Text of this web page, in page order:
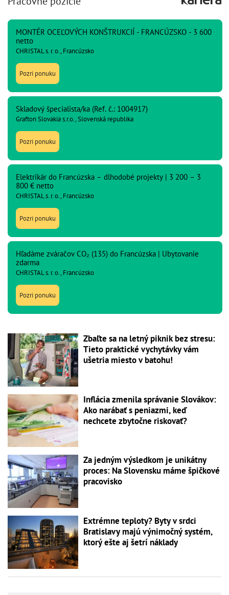
MONTÉR OCEĽOVÝCH KONŠTRUKCIÍ - FRANCÚZSKO - 3 600
netto
CHRISTAL s. r. o., Francúzsko
Pozri ponuku
Skladový špecialista/ka (Ref. č.: 1004917)
Grafton Slovakia s.r.o., Slovenská republika
Pozri ponuku
Elektrikár do Francúzska – dlhodobé projekty | 3 200 – 3
800 € netto
CHRISTAL s. r. o., Francúzsko
Pozri ponuku
Hľadáme zváračov CO₂ (135) do Francúzska | Ubytovanie
zdarma
CHRISTAL s. r. o., Francúzsko
Pozri ponuku
Zbaľte sa na letný piknik bez stresu:
Tieto praktické vychytávky vám
ušetria miesto v batohu!
Inflácia zmenila správanie Slovákov:
Ako narábať s peniazmi, keď
nechcete zbytočne riskovať?
Za jedným výsledkom je unikátny
proces: Na Slovensku máme špičkové
pracovisko
Extrémne teploty? Byty v srdci
Bratislavy majú výnimočný systém,
ktorý ešte aj šetrí náklady